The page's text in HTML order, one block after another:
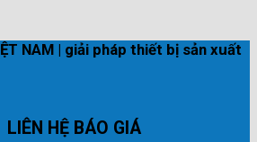
NAM | giải pháp thiết bị sản xuất
LIÊN HỆ BÁO GIÁ